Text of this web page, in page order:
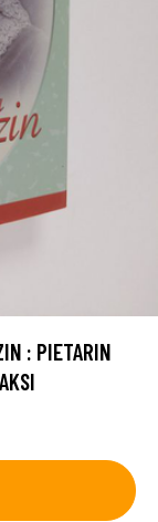
: PIETARIN